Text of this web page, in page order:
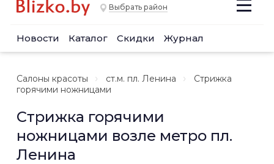
Выбрать район
Новости Каталог Скидки Журнал
Салоны красоты ст.м. пл. Ленина
Стрижка
горячими ножницами
Стрижка горячими
ножницами возле метро пл.
Ленина